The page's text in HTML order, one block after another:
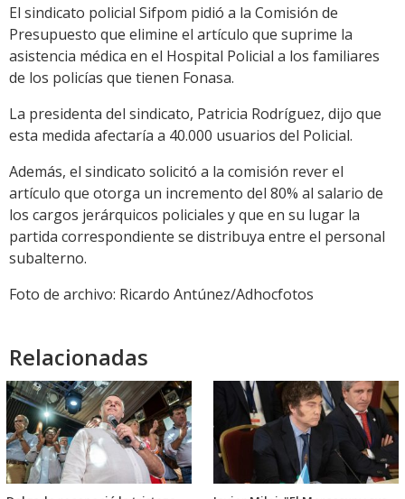
Link
El sindicato policial Sifpom pidió a la Comisión de
Presupuesto que elimine el artículo que suprime la
asistencia médica en el Hospital Policial a los familiares
de los policías que tienen Fonasa.
La presidenta del sindicato, Patricia Rodríguez, dijo que
esta medida afectaría a 40.000 usuarios del Policial.
Además, el sindicato solicitó a la comisión rever el
artículo que otorga un incremento del 80% al salario de
los cargos jerárquicos policiales y que en su lugar la
partida correspondiente se distribuya entre el personal
subalterno.
Foto de archivo: Ricardo Antúnez/Adhocfotos
Relacionadas